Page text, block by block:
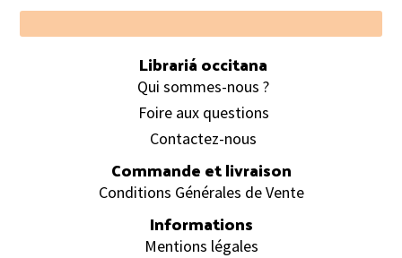
Footer
Librariá occitana
Qui sommes-nous ?
Foire aux questions
Contactez-nous
Commande et livraison
Conditions Générales de Vente
Informations
Mentions légales